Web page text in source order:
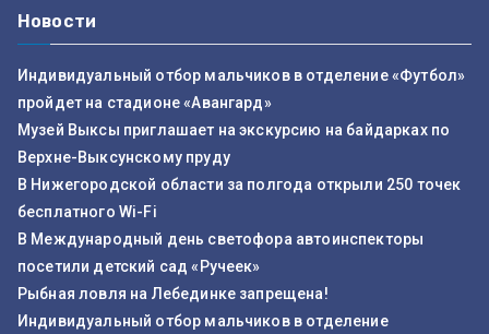
Новости
Индивидуальный отбор мальчиков в отделение «Футбол»
пройдет на стадионе «Авангард»
Музей Выксы приглашает на экскурсию на байдарках по
Верхне-Выксунскому пруду
В Нижегородской области за полгода открыли 250 точек
бесплатного Wi-Fi
В Международный день светофора автоинспекторы
посетили детский сад «Ручеек»
Рыбная ловля на Лебединке запрещена!
Индивидуальный отбор мальчиков в отделение